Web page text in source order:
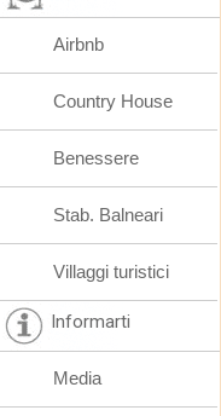
Airbnb
Country House
Benessere
Stab. Balneari
Villaggi turistici
Informarti
Media